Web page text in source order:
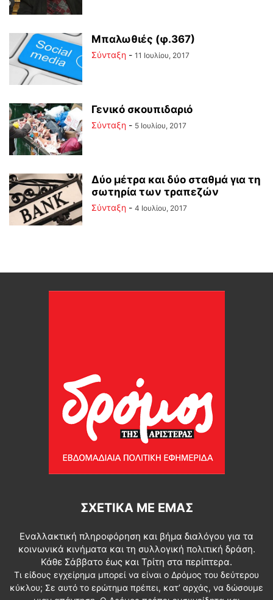
Μπαλωθιές (φ.367)
Σύνταξη - 11 Ιουλίου, 2017
Γενικό σκουπιδαριό
Σύνταξη - 5 Ιουλίου, 2017
Δύο μέτρα και δύο σταθμά για τη
σωτηρία των τραπεζών
Σύνταξη - 4 Ιουλίου, 2017
ΣΧΕΤΙΚΆ ΜΕ ΕΜΆΣ
Εναλλακτική πληροφόρηση και βήμα διαλόγου για τα
κοινωνικά κινήματα και τη συλλογική πολιτική δράση.
Κάθε Σάββατο έως και Τρίτη στα περίπτερα.
Τι είδους εγχείρημα μπορεί να είναι ο Δρόμος του δεύτερου
κύκλου; Σε αυτό το ερώτημα πρέπει, κατ’ αρχάς, να δώσουμε